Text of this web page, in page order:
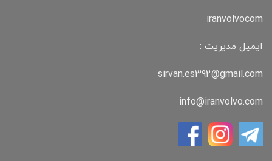
iranvolvocom
ایمیل مدیریت :
sirvan.es392@gmail.com
info@iranvolvo.com